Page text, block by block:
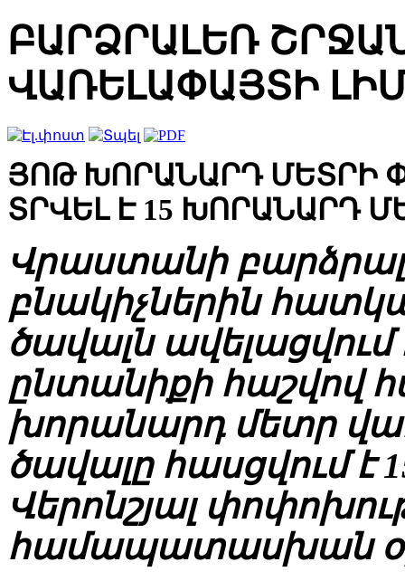
ԲԱՐՁՐԱԼԵՌ
ՎԱՌԵԼԱՓԱՅՏԻ
ՅՈԹ ԽՈՐԱՆԱՐԴ ՄԵՏՐԻ
ՏՐՎԵԼ Է 15 ԽՈՐԱՆԱՐԴ
Վրաստանի
բնակիչներին
ծավալն ավելացվում
ընտանիքի հաշվով
խորանարդ մետր
ծավալը հասցվում է
Վերոնշյալ
համապատասխան